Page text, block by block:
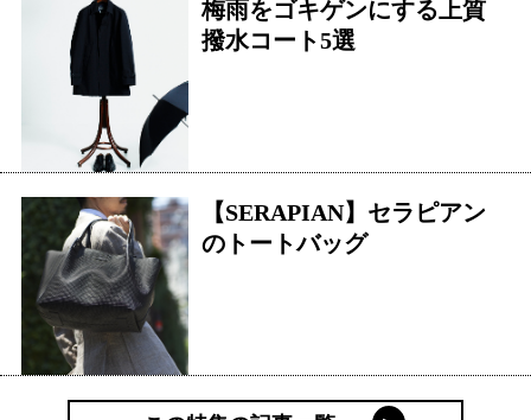
梅雨をゴキゲンにする上質
撥水コート5選
【SERAPIAN】セラピアン
のトートバッグ